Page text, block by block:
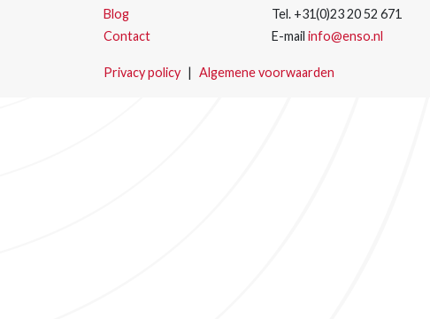
Blog
Contact
Tel. +31(0)23 20 52 671
E-mail info@enso.nl
Privacy policy | Algemene voorwaarden